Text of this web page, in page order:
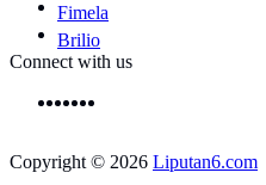
Fimela
Brilio
Connect with us
Copyright © 2026 Liputan6.com